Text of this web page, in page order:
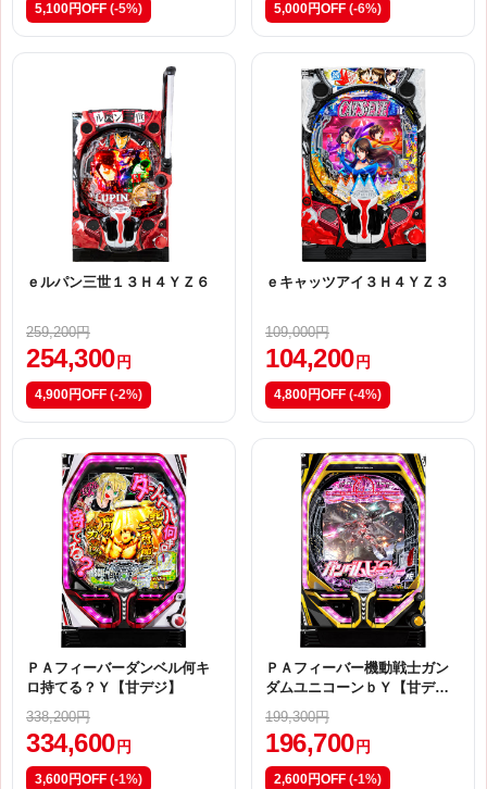
5,100円OFF (-5%) 5,000円OFF (-6%)
ｅルパン三世１３Ｈ４ＹＺ６
259,200円
254,300 円
4,900円OFF (-2%)
ｅキャッツアイ３Ｈ４ＹＺ３
109,000円
104,200 円
4,800円OFF (-4%)
ＰＡフィーバーダンベル何キ
ロ持てる？Ｙ【甘デジ】
338,200円
334,600 円
3,600円OFF (-1%)
ＰＡフィーバー機動戦士ガン
ダムユニコーンｂＹ【甘デ
199,300円
196,700 円
2,600円OFF (-1%)